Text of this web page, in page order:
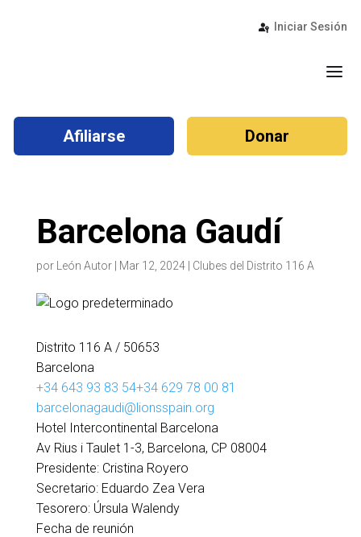
Iniciar Sesión
a
Afiliarse Donar
Barcelona Gaudí
por León Autor| Mar 12, 2024| Clubes del Distrito 116 A
Distrito 116 A / 50653
Barcelona
+34 643 93 83 54+34 629 78 00 81
barcelonagaudi@lionsspain.org
Hotel Intercontinental Barcelona
Av Rius i Taulet 1-3, Barcelona, CP 08004
Presidente:Cristina Royero
Secretario:Eduardo Zea Vera
Tesorero:Úrsula Walendy
Fecha de reunión